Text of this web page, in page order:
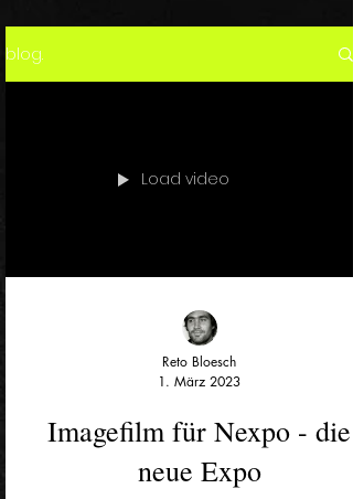
blog.
Load video
Reto Bloesch
1. März 2023
Imagefilm für Nexpo - die
neue Expo